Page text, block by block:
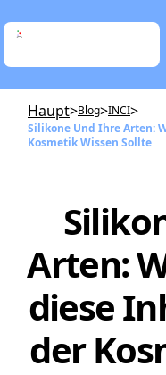
Haupt>Blog>INCI>
Silikone Und Ihre Arten:
Kosmetik Wissen Sollte
Arten:
diese
der